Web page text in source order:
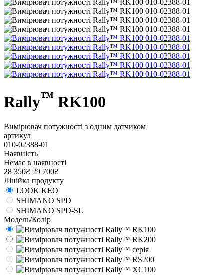
Rally™ RK100
Вимірювач потужності з одним датчиком
артикул
010-02388-01
Наявність
Немає в наявності
28 350₴ 29 700₴
Лінійка продукту
LOOK KEO
SHIMANO SPD
SHIMANO SPD-SL
Модель/Колір